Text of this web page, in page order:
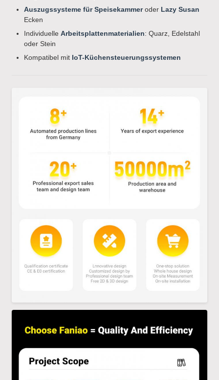
Auszugssysteme für Speisekammeroder Lazy Susan
Ecken
Individuelle Arbeitsplattenmaterialien: Quarz, Edelstahl
oder Stein
Kompatibel mit IoT-Küchensteuerungssystemen